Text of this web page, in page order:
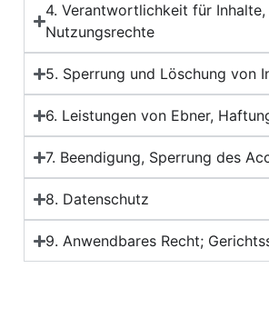
4. Verantwortlichkeit für Inhalte,
Nutzungsrechte
5. Sperrung und Löschung von
6. Leistungen von Ebner,
7. Beendigung, Sperrung des
8. Datenschutz
9. Anwendbares Recht;